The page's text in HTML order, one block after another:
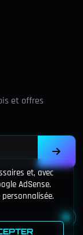
et offres
et, avec
AdSense.